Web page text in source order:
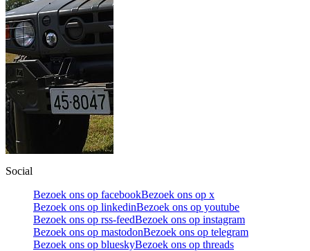
Social
Bezoek ons op facebookBezoek ons op x
Bezoek ons op linkedinBezoek ons op youtube
Bezoek ons op rss-feedBezoek ons op instagram
Bezoek ons op mastodonBezoek ons op telegram
Bezoek ons op blueskyBezoek ons op threads